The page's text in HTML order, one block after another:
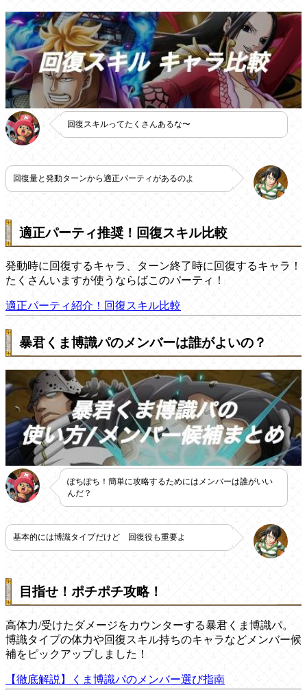
回復スキルってたくさんあるな〜
回復量と発動ターンから適正パーティがあるのよ
適正パーティ推奨！回復スキル比較
発動時に回復するキャラ、ターン終了時に回復するキャラ！
たくさんいますが使うならばこのパーティ！
適正パーティ紹介！回復スキル比較
暴君くま博識パのメンバーは誰がよいの？
ぽちぽち！簡単に攻略するためにはメンバーは誰がいい
んだ？
基本的には博識タイプだけど 回復役も重要よ
目指せ！ポチポチ攻略！
高体力/受けたダメージをカウンターする暴君くま博識パ。
博識タイプの体力や回復スキル持ちのキャラなどメンバー候
補をピックアップしました！
【徹底解説】くま博識パのメンバー選び指南